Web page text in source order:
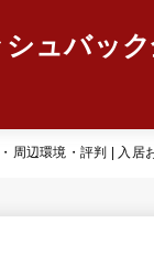
ュバック
周辺環境・評判 | 入居